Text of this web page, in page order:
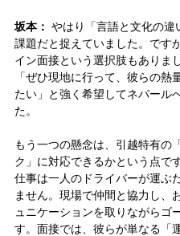
坂本： やはり「言語と文化の違
課題だと捉えていました。です
イン面接という選択肢もありま
「ぜひ現地に行って、彼らの熱
たい」と強く希望してネパール
た。
もう一つの懸念は、引越特有の
ク」に対応できるかという点で
仕事は一人のドライバーが運ぶ
ません。現場で仲間と協力し、
ュニケーションを取りながらゴ
す。面接では、彼らが単なる「